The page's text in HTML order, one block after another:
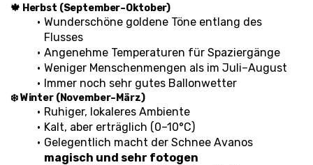
🍁 Herbst (September–Oktober)
Wunderschöne goldene Töne entlang des
Flusses
Angenehme Temperaturen für Spaziergänge
Weniger Menschenmengen als im Juli–August
Immer noch sehr gutes Ballonwetter
❄️ Winter (November–März)
Ruhiger, lokaleres Ambiente
Kalt, aber erträglich (0–10°C)
Gelegentlich macht der Schnee Avanos
magisch und sehr fotogen